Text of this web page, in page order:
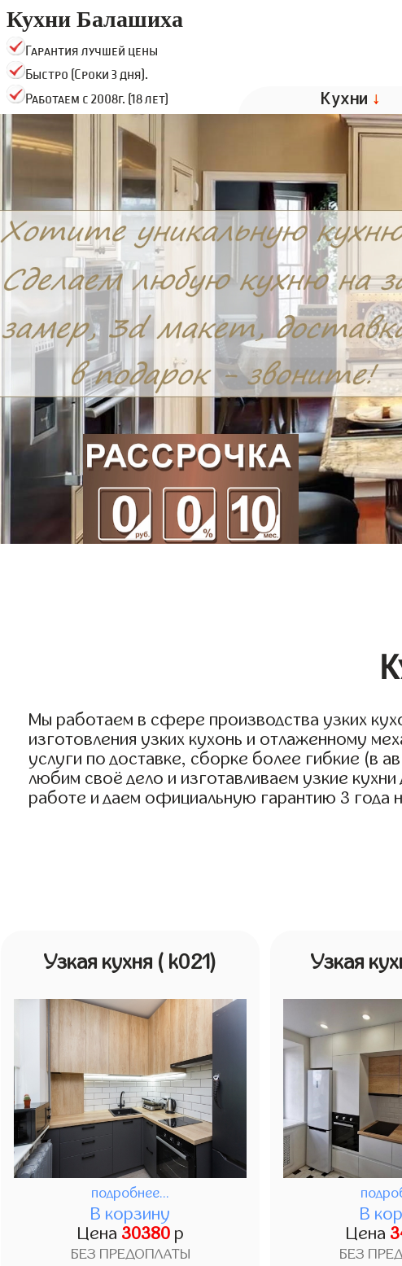
Кухни Балашиха
Гарантия лучшей цены
Быстро (Сроки 3 дня).
Работаем с 2008г. (18 лет)
Кухни ↓
Мы работаем в сфере производства узких
изготовления узких кухонь и отлаженному
услуги по доставке, сборке более гибкие (в
любим своё дело и изготавливаем узкие
работе и даем официальную гарантию 3 года
Узкая кухня ( k021)
подробнее...
В корзину
Цена 30380р
БЕЗ ПРЕДОПЛАТЫ
Узкая
В
Цена
БЕЗ